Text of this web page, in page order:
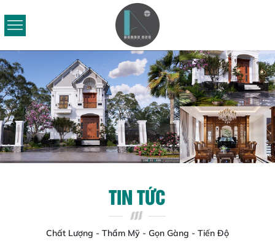
TIN TỨC
Chất Lượng - Thẩm Mỹ - Gọn Gàng - Tiến Độ